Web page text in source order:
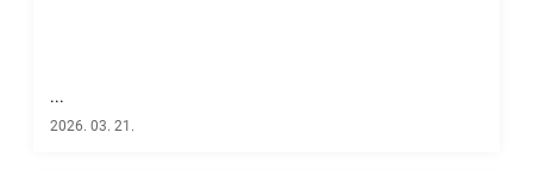
...
2026. 03. 21.